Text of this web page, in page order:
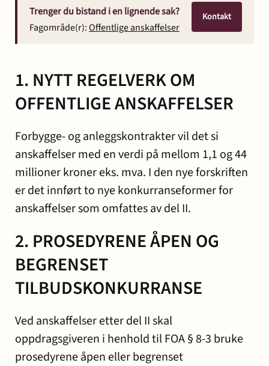
Trenger du bistand i en lignende sak?
Fagområde(r):Offentlige anskaffelser
Kontakt
1. NYTT REGELVERK OM
OFFENTLIGE ANSKAFFELSER
Forbygge- og anleggskontrakter vil det si
anskaffelser med en verdi på mellom 1,1 og 44
millioner kroner eks. mva. I den nye forskriften
er det innført to nye konkurranseformer for
anskaffelser som omfattes av del II.
2. PROSEDYRENE ÅPEN OG
BEGRENSET
TILBUDSKONKURRANSE
Ved anskaffelser etter del II skal
oppdragsgiveren i henhold til FOA § 8-3 bruke
prosedyrene åpen eller begrenset